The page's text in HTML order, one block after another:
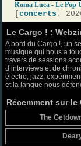
Roma Luca - Le Pop
[concerts ,
Le Cargo ! :
A bord du Cargo !, un
musique qui nous a
travers de sessions
d’interviews et de
électro, jazz,
et la langue nous
Récemment sur le
The